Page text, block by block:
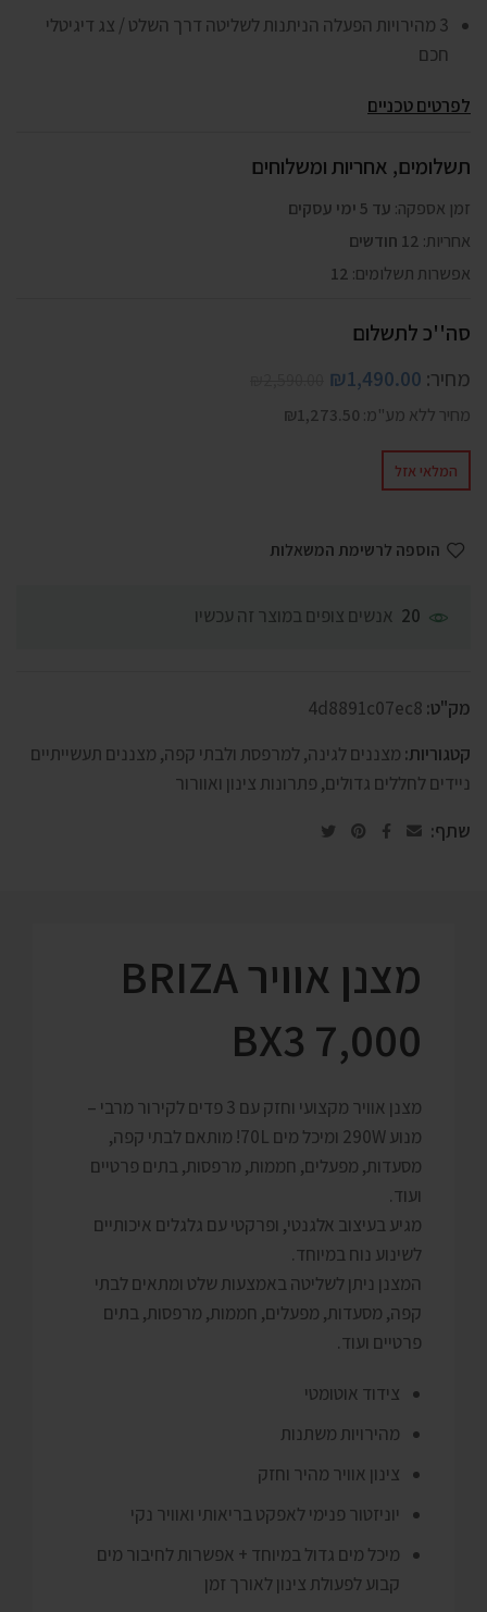
3 מהירויות הפעלה הניתנות לשליטה דרך השלט / צג דיגיטלי
חכם
לפרטים טכניים
תשלומים, אחריות ומשלוחים
זמן אספקה: עד 5 ימי עסקים
אחריות: 12 חודשים
אפשרות תשלומים: 12
סה''כ לתשלום
מחיר:
₪1,490.00
מחיר ללא מע"מ: ₪1,273.50
המלאי אזל
הוספה לרשימת המשאלות
20 אנשים צופים במוצר זה עכשיו
מק"ט: 4d8891c07ec8
קטגוריות: מצננים לגינה, למרפסת ולבתי קפה, מצננים תעשייתיים
ניידים לחללים גדולים, פתרונות צינון ואוורור
שתף:
מצנן אוויר BRIZA
BX3 7,000
מצנן אוויר מקצועי וחזק עם 3 פדים לקירור מרבי –
מנוע 290W ומיכל מים 70L! מותאם לבתי קפה,
מסעדות, מפעלים, חממות, מרפסות, בתים פרטיים
ועוד.
מגיע בעיצוב אלגנטי, ופרקטי עם גלגלים איכותיים
לשינוע נוח במיוחד.
המצנן ניתן לשליטה באמצעות שלט ומתאים לבתי
קפה, מסעדות, מפעלים, חממות, מרפסות, בתים
פרטיים ועוד.
צידוד אוטומטי
מהירויות משתנות
צינון אוויר מהיר וחזק
יוניזטור פנימי לאפקט בריאותי ואוויר נקי
מיכל מים גדול במיוחד + אפשרות לחיבור מים
קבוע לפעולת צינון לאורך זמן